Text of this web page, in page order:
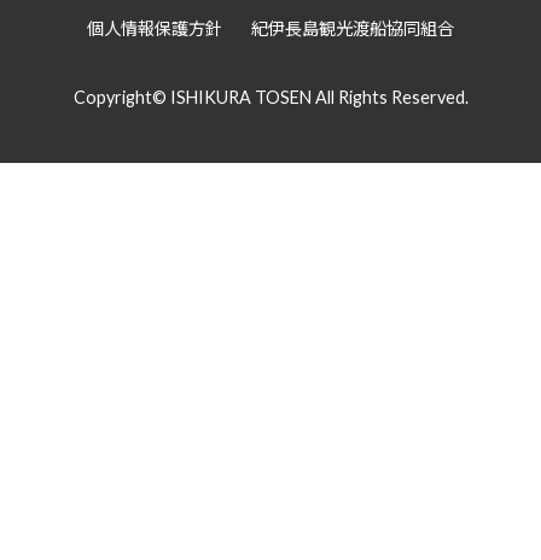
個人情報保護方針 紀伊長島観光渡船協同組合
Copyright© ISHIKURA TOSEN All Rights Reserved.